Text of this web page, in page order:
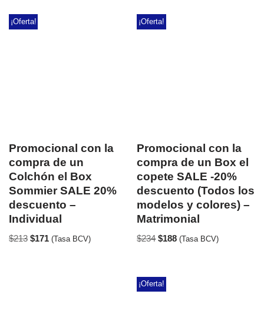
¡Oferta!
Promocional con la
compra de un
Colchón el Box
Sommier SALE 20%
descuento –
Individual
$213 $171 (Tasa BCV)
¡Oferta!
Promocional con la
compra de un Box el
copete SALE -20%
descuento (Todos los
modelos y colores) –
Matrimonial
$234 $188 (Tasa BCV)
¡Oferta!